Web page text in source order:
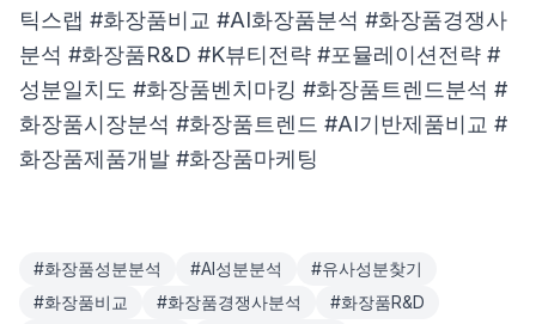
틱스랩 #화장품비교 #AI화장품분석 #화장품경쟁사
분석 #화장품R&D #K뷰티전략 #포뮬레이션전략 #
성분일치도 #화장품벤치마킹 #화장품트렌드분석 #
화장품시장분석 #화장품트렌드 #AI기반제품비교 #
화장품제품개발 #화장품마케팅
#화장품성분분석 #AI성분분석 #유사성분찾기
#화장품비교 #화장품경쟁사분석 #화장품R&D